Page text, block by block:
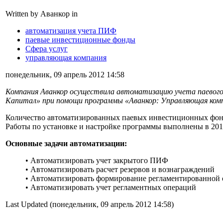
Written by Аванкор in
автоматизация учета ПИФ
паевые инвестиционные фонды
Сфера услуг
управляющая компания
понедельник, 09 апрель 2012 14:58
Компания Аванкор осуществила автоматизацию учета
Капитал» при помощи программы «Аванкор: Управляющая
Количество автоматизированных паевых инвестиционных
Работы по установке и настройке программы выполнены в
Основные задачи автоматизации:
• Автоматизировать учет закрытого ПИФ
• Автоматизировать расчет резервов и вознаграждений
• Автоматизировать формирование регламентированной
• Автоматизировать учет регламентных операций
Last Updated (понедельник, 09 апрель 2012 14:58)